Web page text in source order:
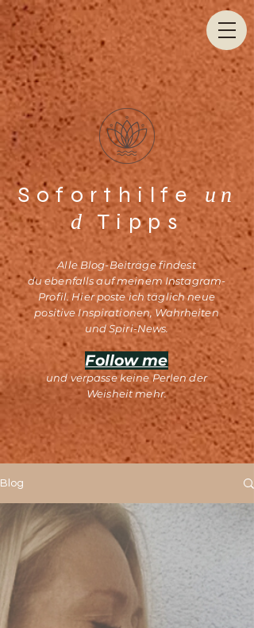
Soforthilfe un
d Tipps
Alle Blog-Beiträge findest
duebenfalls auf meinem Instagram-
Profil. Hier poste ich täglich neue
positive Inspirationen, Wahrheiten
und Spiri-News.
Follow me
und verpasse keine Perlen der
Weisheit mehr.
Blog